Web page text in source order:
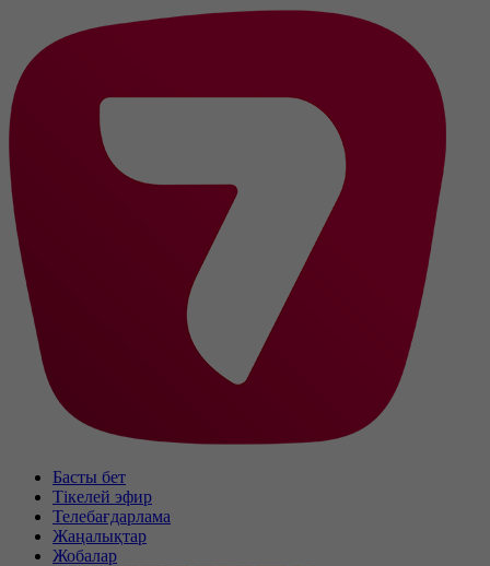
Басты бет
Тікелей эфир
Телебағдарлама
Жаңалықтар
Жобалар